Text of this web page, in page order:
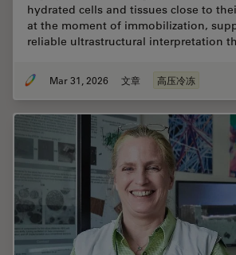
hydrated cells and tissues close to
at the moment of immobilization,
reliable ultrastructural interpretation
Mar 31, 2026 文章 高压冷冻